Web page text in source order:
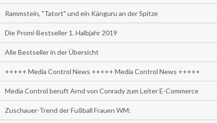
Rammstein, "Tatort" und ein Känguru an der Spitze
Die Promi-Bestseller 1. Halbjahr 2019
Alle Bestseller in der Übersicht
+++++ Media Control News +++++ Media Control News +++++
Media Control beruft Arnd von Conrady zum Leiter E-Commerce
Zuschauer-Trend der Fußball Frauen WM: